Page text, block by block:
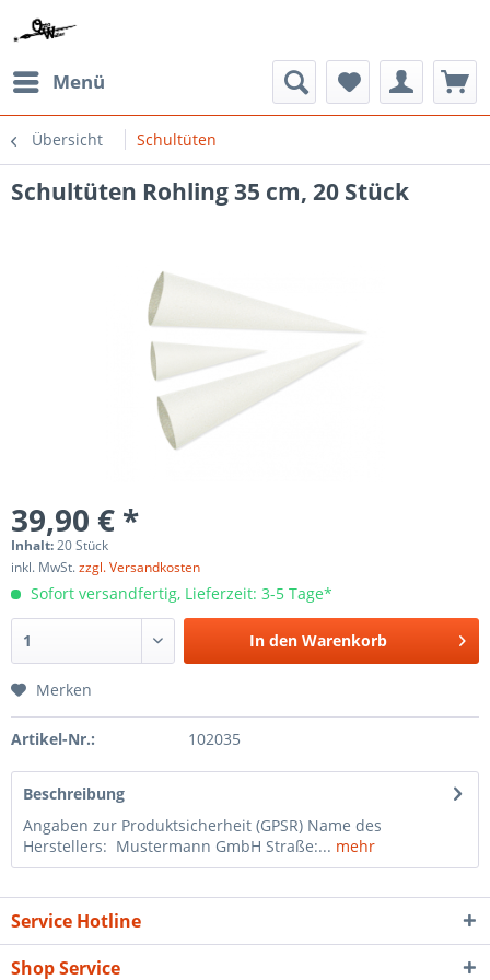
Menü
Übersicht Schultüten
Schultüten Rohling 35 cm, 20 Stück
39,90 € *
Inhalt:20 Stück
inkl. MwSt.zzgl. Versandkosten
Sofort versandfertig, Lieferzeit: 3-5 Tage*
In den Warenkorb
Merken
Artikel-Nr.: 102035
Beschreibung
Angaben zur Produktsicherheit (GPSR) Name des
Herstellers: Mustermann GmbH Straße:... mehr
Service Hotline
Shop Service